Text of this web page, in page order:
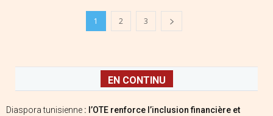
1 2 3
EN CONTINU
Diaspora tunisienne : l’OTE renforce l’inclusion financière et